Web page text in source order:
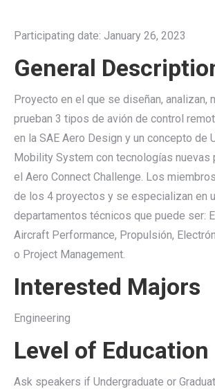
Participating date: January 26, 2023
General
Proyecto en el que se diseñan, analizan,
prueban 3 tipos de avión de control
en la SAE Aero Design y un concepto de
Mobility System con tecnologías nuevas
el Aero Connect Challenge. Los
de los 4 proyectos y se especializan en
departamentos técnicos que puede ser:
Aircraft Performance, Propulsión,
o Project Management.
Interested Majors
Engineering
Level of Education
Ask speakers if Undergraduate or